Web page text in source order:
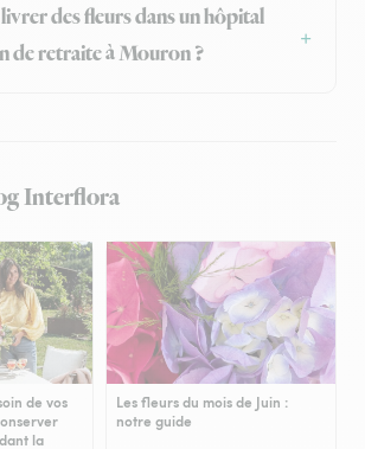
des fleurs dans un hôpital
de retraite à Mouron ?
Interflora
de vos
la
Les fleurs du mois de Juin :
notre guide